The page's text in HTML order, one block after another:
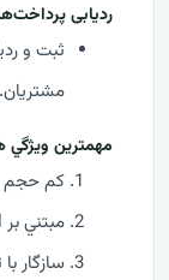
ردیابی
ثبت و
مشتریان.
مهمترين
کم حجم
مبتني بر Excel
سازگار